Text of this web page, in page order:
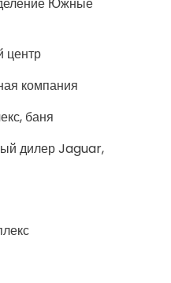
центр
компания
баня
дилер Jaguar,